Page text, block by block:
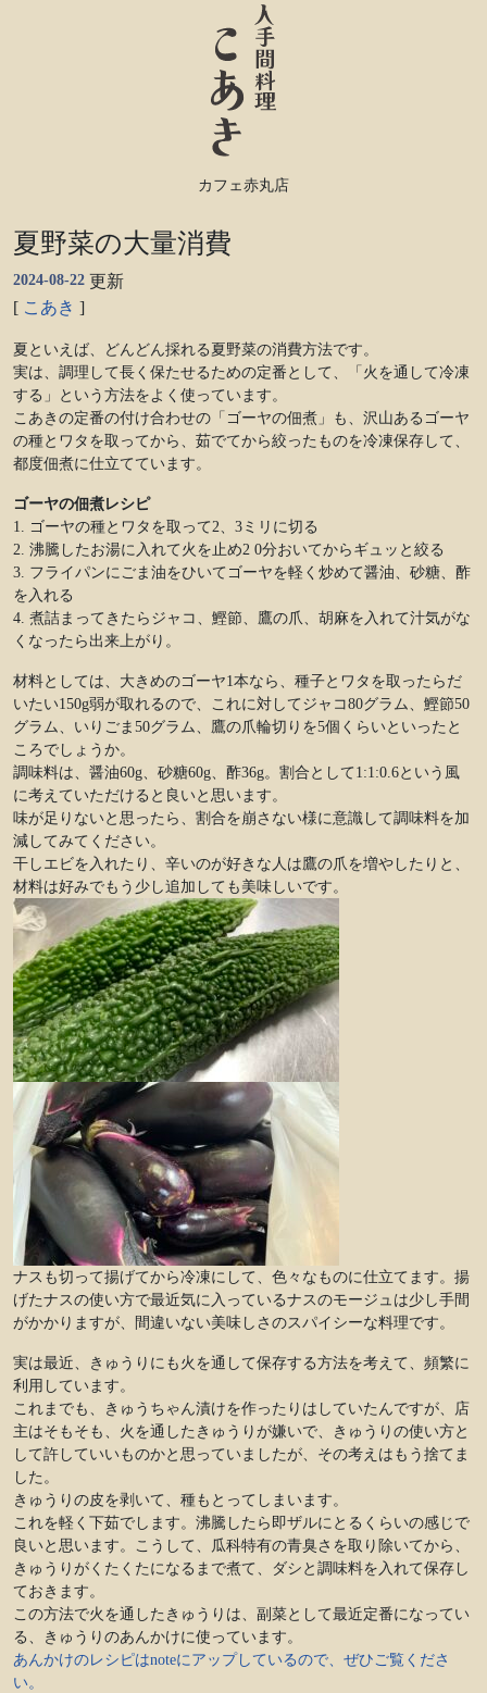
カフェ赤丸店
夏野菜の大量消費
2024-08-22 更新
[ こあき ]
夏といえば、どんどん採れる夏野菜の消費方法です。
実は、調理して長く保たせるための定番として、「火を通して冷凍
する」という方法をよく使っています。
こあきの定番の付け合わせの「ゴーヤの佃煮」も、沢山あるゴーヤ
の種とワタを取ってから、茹でてから絞ったものを冷凍保存して、
都度佃煮に仕立てています。
ゴーヤの佃煮レシピ
1. ゴーヤの種とワタを取って2、3ミリに切る
2. 沸騰したお湯に入れて火を止め2 0分おいてからギュッと絞る
3. フライパンにごま油をひいてゴーヤを軽く炒めて醤油、砂糖、酢
を入れる
4. 煮詰まってきたらジャコ、鰹節、鷹の爪、胡麻を入れて汁気がな
くなったら出来上がり。
材料としては、大きめのゴーヤ1本なら、種子とワタを取ったらだ
いたい150g弱が取れるので、これに対してジャコ80グラム、鰹節50
グラム、いりごま50グラム、鷹の爪輪切りを5個くらいといったと
ころでしょうか。
調味料は、醤油60g、砂糖60g、酢36g。割合として1:1:0.6という風
に考えていただけると良いと思います。
味が足りないと思ったら、割合を崩さない様に意識して調味料を加
減してみてください。
干しエビを入れたり、辛いのが好きな人は鷹の爪を増やしたりと、
材料は好みでもう少し追加しても美味しいです。
ナスも切って揚げてから冷凍にして、色々なものに仕立てます。揚
げたナスの使い方で最近気に入っているナスのモージュは少し手間
がかかりますが、間違いない美味しさのスパイシーな料理です。
実は最近、きゅうりにも火を通して保存する方法を考えて、頻繁に
利用しています。
これまでも、きゅうちゃん漬けを作ったりはしていたんですが、店
主はそもそも、火を通したきゅうりが嫌いで、きゅうりの使い方と
して許していいものかと思っていましたが、その考えはもう捨てま
した。
きゅうりの皮を剥いて、種もとってしまいます。
これを軽く下茹でします。沸騰したら即ザルにとるくらいの感じで
良いと思います。こうして、瓜科特有の青臭さを取り除いてから、
きゅうりがくたくたになるまで煮て、ダシと調味料を入れて保存し
ておきます。
この方法で火を通したきゅうりは、副菜として最近定番になってい
る、きゅうりのあんかけに使っています。
あんかけのレシピはnoteにアップしているので、ぜひご覧くださ
い。